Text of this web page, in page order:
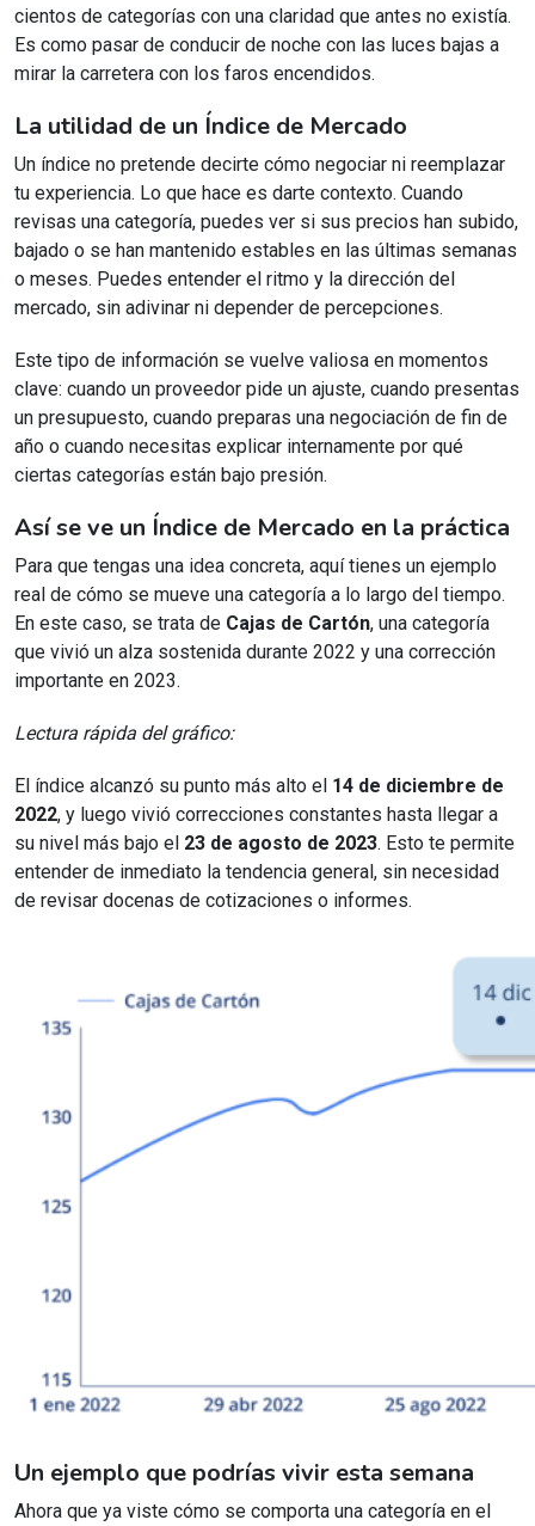
cientos de categorías con una claridad que antes no existía.
Es como pasar de conducir de noche con las luces bajas a
mirar la carretera con los faros encendidos.
La utilidad de un Índice de Mercado
Un índice no pretende decirte cómo negociar ni reemplazar
tu experiencia. Lo que hace es darte contexto. Cuando
revisas una categoría, puedes ver si sus precios han subido,
bajado o se han mantenido estables en las últimas semanas
o meses. Puedes entender el ritmo y la dirección del
mercado, sin adivinar ni depender de percepciones.
Este tipo de información se vuelve valiosa en momentos
clave: cuando un proveedor pide un ajuste, cuando presentas
un presupuesto, cuando preparas una negociación de fin de
año o cuando necesitas explicar internamente por qué
ciertas categorías están bajo presión.
Así se ve un Índice de Mercado en la práctica
Para que tengas una idea concreta, aquí tienes un ejemplo
real de cómo se mueve una categoría a lo largo del tiempo.
En este caso, se trata de Cajas de Cartón, una categoría
que vivió un alza sostenida durante 2022 y una corrección
importante en 2023.
Lectura rápida del gráfico:
El índice alcanzó su punto más alto el 14 de diciembre de
2022, y luego vivió correcciones constantes hasta llegar a
su nivel más bajo el 23 de agosto de 2023. Esto te permite
entender de inmediato la tendencia general, sin necesidad
de revisar docenas de cotizaciones o informes.
Un ejemplo que podrías vivir esta semana
Ahora que ya viste cómo se comporta una categoría en el